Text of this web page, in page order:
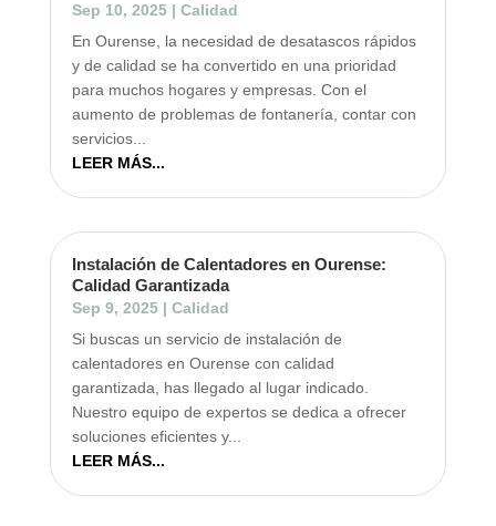
Sep 10, 2025| Calidad
En Ourense, la necesidad de desatascos rápidos
y de calidad se ha convertido en una prioridad
para muchos hogares y empresas. Con el
aumento de problemas de fontanería, contar con
servicios...
LEER MÁS...
Instalación de Calentadores en Ourense:
Calidad Garantizada
Sep 9, 2025| Calidad
Si buscas un servicio de instalación de
calentadores en Ourense con calidad
garantizada, has llegado al lugar indicado.
Nuestro equipo de expertos se dedica a ofrecer
soluciones eficientes y...
LEER MÁS...